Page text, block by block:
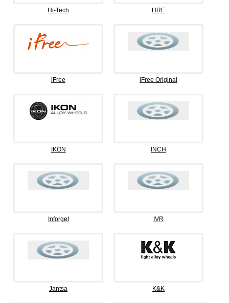
Hi-Tech HRE
iFree iFree Original
IKON INCH
Inforget IVR
Jantsa K&K